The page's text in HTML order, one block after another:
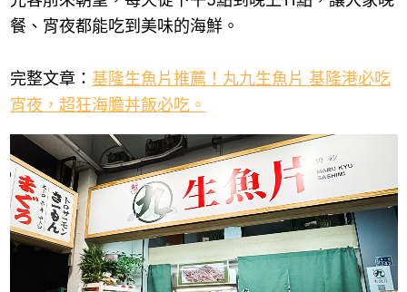
餐、宵夜都能吃到美味的海鮮。
完整文章： 基隆生魚片推薦！丸九生魚片 基隆港必吃
宵夜，超狂海膽丼飯必吃。